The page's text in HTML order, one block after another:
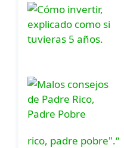
rico, padre pobre".“